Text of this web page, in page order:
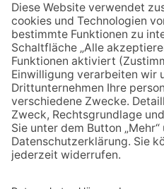
richtigen
Hinweis für
beschriebene
Erwachsene ist nicht
der gesetzlichen